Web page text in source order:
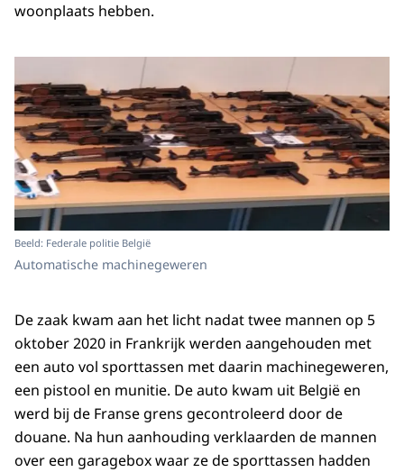
woonplaats hebben.
Beeld: Federale politie België
Automatische machinegeweren
De zaak kwam aan het licht nadat twee mannen op 5
oktober 2020 in Frankrijk werden aangehouden met
een auto vol sporttassen met daarin machinegeweren,
een pistool en munitie. De auto kwam uit België en
werd bij de Franse grens gecontroleerd door de
douane. Na hun aanhouding verklaarden de mannen
over een garagebox waar ze de sporttassen hadden